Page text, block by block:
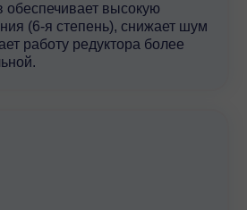
обеспечивает высокую
(6-я степень), снижает шум
работу редуктора более